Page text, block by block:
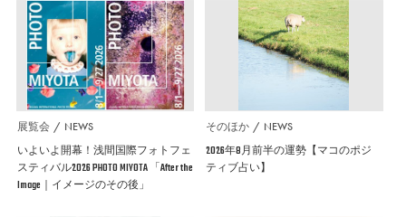
展覧会 NEWS
いよいよ開幕！浅間国際フォトフェ
スティバル2026 PHOTO MIYOTA 「After the
Image｜イメージのその後」
そのほか NEWS
2026年8月前半の運勢【マコのポジ
ティブ占い】